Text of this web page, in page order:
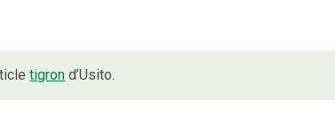
tigron d’Usito.